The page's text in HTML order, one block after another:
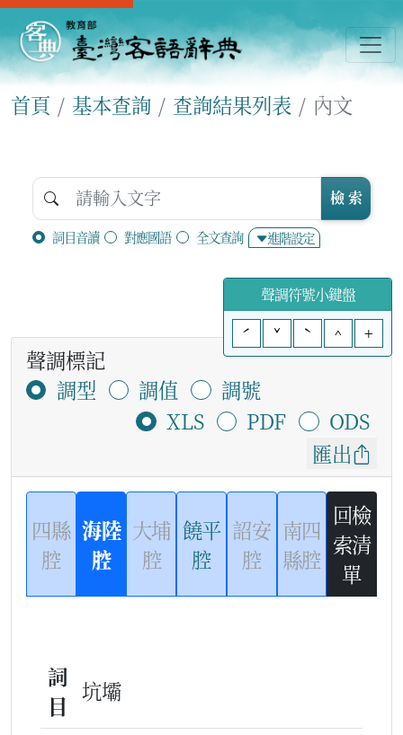
首頁 基本查詢 查詢結果列表 內文
詞目音讀 對應國語 全文查詢 進階設定
檢 索
聲調符號小鍵盤
ˊ
ˇ ˋ ^ +
聲調標記
調型
調值
調號
XLS
PDF
ODS
匯出
四縣
腔
海陸
腔
大埔
腔
饒平
腔
詔安
腔
南四
縣腔
回檢
索清
單
詞
目
坑壩